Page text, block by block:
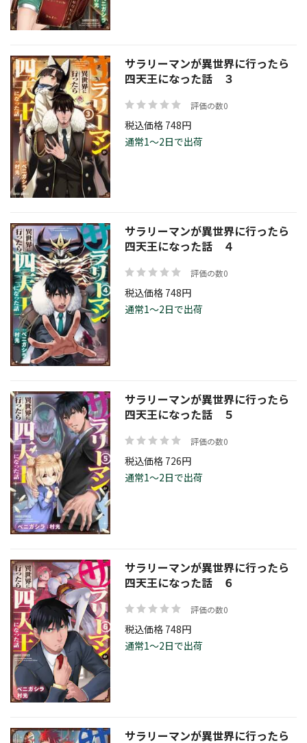
サラリーマンが異世界に行ったら
四天王になった話 ３
評価の数0
税込価格 748円
通常1～2日で出荷
サラリーマンが異世界に行ったら
四天王になった話 ４
評価の数0
税込価格 748円
通常1～2日で出荷
サラリーマンが異世界に行ったら
四天王になった話 ５
評価の数0
税込価格 726円
通常1～2日で出荷
サラリーマンが異世界に行ったら
四天王になった話 ６
評価の数0
税込価格 748円
通常1～2日で出荷
サラリーマンが異世界に行ったら